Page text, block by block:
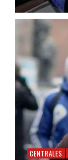
CENTRALES